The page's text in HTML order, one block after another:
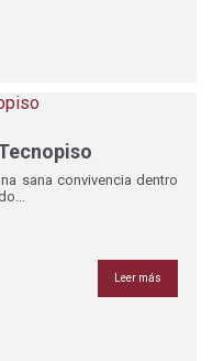
sana convivencia dentro
Leer más